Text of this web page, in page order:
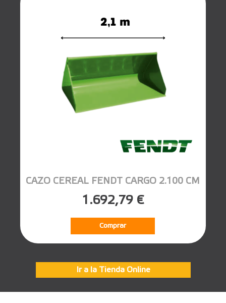
CAZO CEREAL FENDT CARGO 2.100 CM
1.692,79 €
Comprar
Ir a la Tienda Online